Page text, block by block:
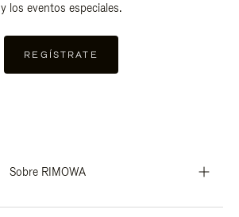
y los eventos especiales.
REGÍSTRATE
Sobre RIMOWA